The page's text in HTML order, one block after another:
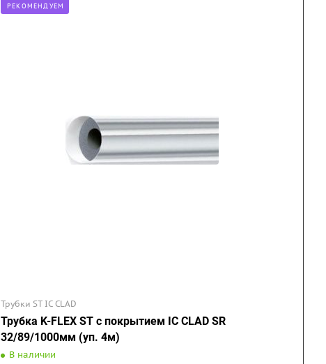
РЕКОМЕНДУЕМ
Трубки ST IC CLAD
Трубка K-FLEX ST с покрытием IC CLAD SR
32/89/1000мм (уп. 4м)
В наличии